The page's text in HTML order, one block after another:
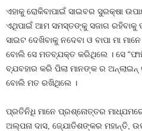
ଏହାକୁ ରୋକିବାପାଇଁ ସାଇବର ସୁରକ୍ଷା
ଏଥିପାଇଁ ଆମ ସମସ୍ତଙ୍କୁ ସଜାଗ ରହିବାକୁ
ସାଇଟ ଦେଖିବାକୁ ନଦେବା ଓ ବାପା ମା
ବୋଲି ସେ ମତବ୍ଯକ୍ତ କରିଥିଲେ । ସେ
ବ୍ଯବହାର କରି ପିଲା ମାନଙ୍କ ର ଅନ୍‍ଲାଇନ୍‍
ବୋଲି ମତ ରଖିଥିଲେ ।
ପ୍ରତିନିଧି ମାନେ ପ୍ରଶ୍ନୋତ୍ତର
ଅଲ୍ପନା ଦାସ, ଜ୍ଯୋତିଶଙ୍କର ମହାନ୍ତି,